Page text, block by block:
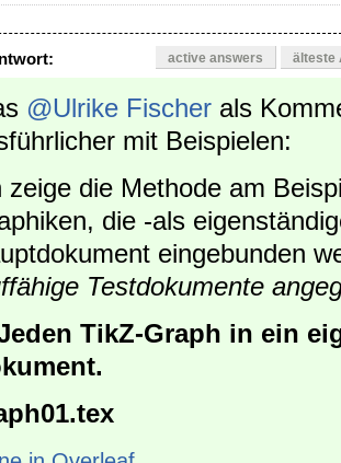
active answers älteste
@Ulrike Fischer als
mit Beispielen:
zeige die Methode am
die -als
eingebunden
Testdokumente
TikZ-Graph in ein